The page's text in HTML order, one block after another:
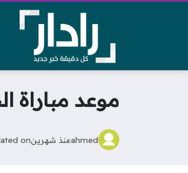
موعد مباراة
ahmedمنذ شهرينon